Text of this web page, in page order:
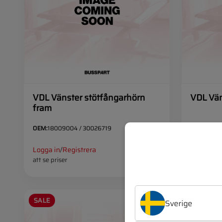
VDL Vänster stötfångarhörn
fram
OEM:18009004 / 30026719
Logga in/Registrera
att se priser
VDL
SALE VDL SALE
Sverige